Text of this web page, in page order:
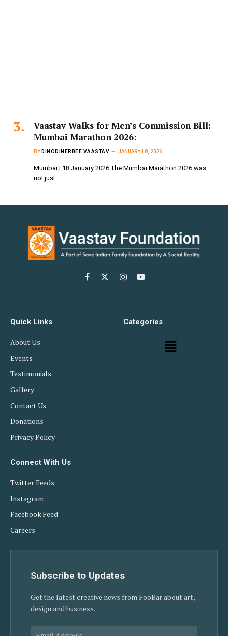
Vaastav Walks for Men’s Commission Bill:
Mumbai Marathon 2026:
BY DINODINERBEE VAASTAV JANUARY 18, 2026
Mumbai | 18 January 2026 The Mumbai Marathon 2026 was
not just…
Facebook
X
(Twitter)
InstagramYouTube
Quick Links
About Us
Events
Testimonials
Gallery
Contact Us
Donations
Privacy Policy
Categories
Connect With Us
Twitter Feeds
Instagram
Facebook Feed
Careers
Subscribe to Updates
Get the latest creative news from FooBar about art,
design and business.